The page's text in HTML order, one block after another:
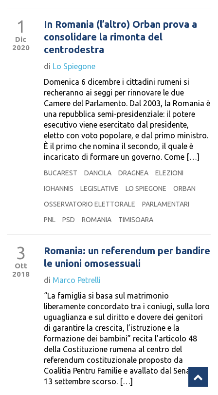
1
Dic
2020
In Romania (l’altro) Orban prova a
consolidare la rimonta del
centrodestra
di Lo Spiegone
Domenica 6 dicembre i cittadini rumeni si
recheranno ai seggi per rinnovare le due
Camere del Parlamento. Dal 2003, la Romania è
una repubblica semi-presidenziale: il potere
esecutivo viene esercitato dal presidente,
eletto con voto popolare, e dal primo ministro.
È il primo che nomina il secondo, il quale è
incaricato di formare un governo. Come […]
BUCAREST DANCILA DRAGNEA
ELEZIONI
IOHANNIS
LEGISLATIVE LO SPIEGONE
ORBAN
OSSERVATORIO ELETTORALE
PARLAMENTARI
PNL
PSD ROMANIA TIMISOARA
3
Ott
2018
Romania: un referendum per bandire
le unioni omosessuali
di Marco Petrelli
“La famiglia si basa sul matrimonio
liberamente concordato tra i coniugi, sulla loro
uguaglianza e sul diritto e dovere dei genitori
di garantire la crescita, l’istruzione e la
formazione dei bambini” recita l’articolo 48
della Costituzione rumena al centro del
referendum costituzionale proposto da
Coalitia Pentru Familie e avallato dal Senato il
13 settembre scorso. […]